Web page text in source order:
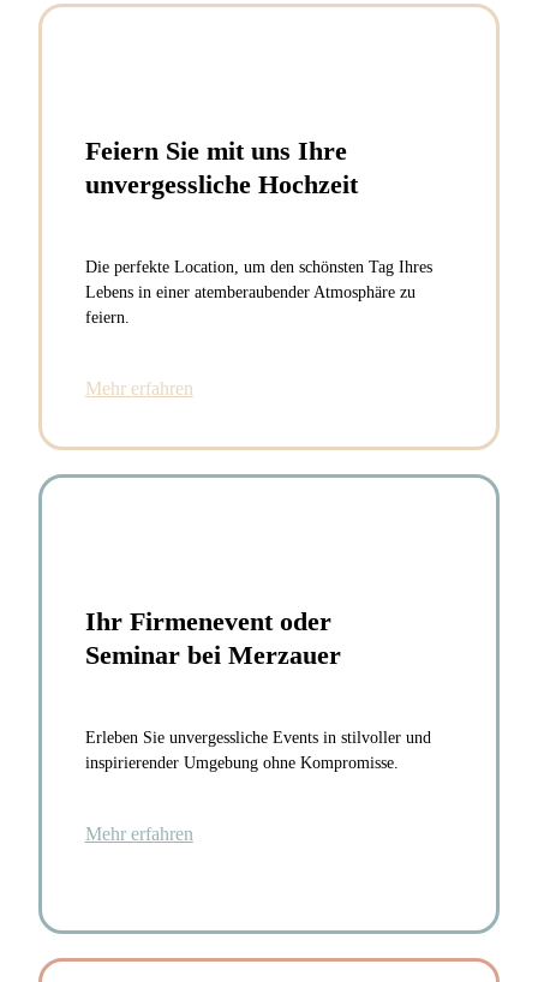
Feiern Sie mit uns Ihre
unvergessliche Hochzeit
Die perfekte Location, um den schönsten Tag Ihres
Lebens in einer atemberaubender Atmosphäre zu
feiern.
Mehr erfahren
Ihr Firmenevent oder
Seminar bei Merzauer
Erleben Sie unvergessliche Events in stilvoller und
inspirierender Umgebung ohne Kompromisse.
Mehr erfahren